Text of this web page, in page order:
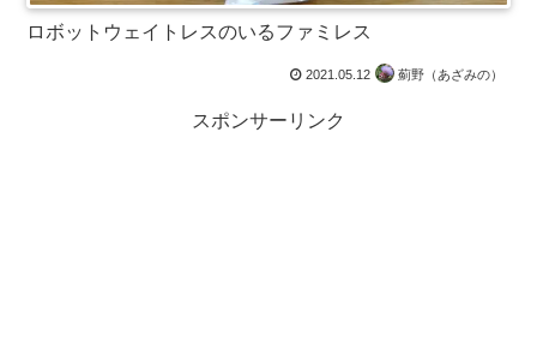
ロボットウェイトレスのいるファミレス
2021.05.12 薊野（あざみの）
スポンサーリンク